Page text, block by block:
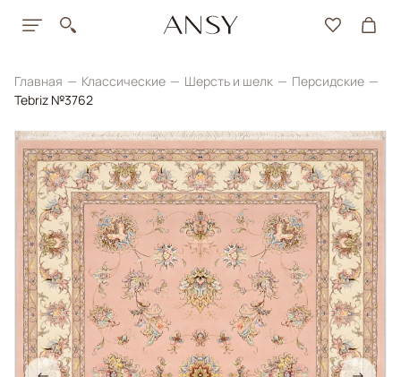
Главная Классические Шерсть и шелк
Персидские
Tebriz №3762